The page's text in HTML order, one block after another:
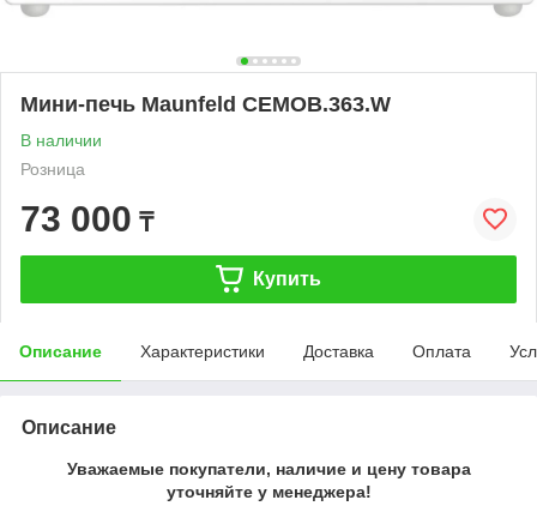
Мини-печь Maunfeld CEMOB.363.W
В наличии
Розница
73 000 ₸
Купить
Описание Характеристики Доставка Оплата
Описание
Уважаемые покупатели, наличие и цену товара
уточняйте у менеджера!